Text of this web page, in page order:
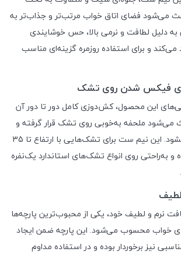
می‌شود فضای اتاق خواب مرتب‌تر و جذاب‌تر به
به دلیل لطافت و نرمی بالا، حس خوشایندی
می‌کند و برای استفاده روزمره گزینه‌ای مناسب
فیکس شدن روی تشک
این محصول، کش‌دوزی کامل دور تا دور آن
می‌شود ملحفه به‌خوبی روی تشک قرار گرفته و
در طول شب جابه‌جا نشود. این نیم ست برای تشک‌هایی با ارتفاع تا 35
به‌راحتی روی انواع تشک‌های استاندارد یک‌نفره
نرم و لطیف خود، یکی از محبوب‌ترین پارچه‌ها
خواب محسوب می‌شود. این پارچه ضمن ایجاد
نیز برخوردار بوده و در استفاده مداوم